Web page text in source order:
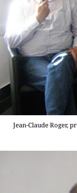
Jean-Claude Roger,